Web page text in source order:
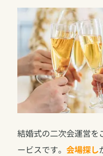
結婚式の二次会運営を
ービスです。会場探し